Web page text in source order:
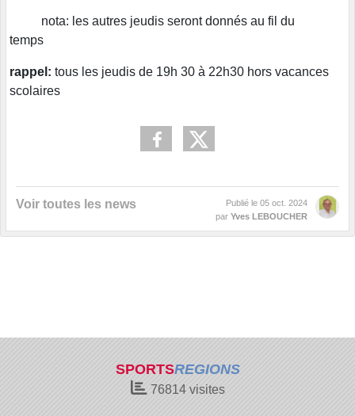
nota: les autres jeudis seront donnés au fil du
temps
rappel: tous les jeudis de 19h 30 à 22h30 hors vacances
scolaires
Voir toutes les news Publié le 05 oct. 2024
par Yves LEBOUCHER
SPORTSREGIONS
76814visites